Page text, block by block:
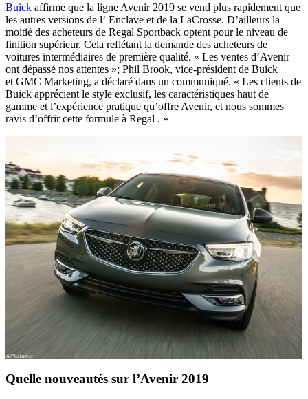
Buick affirme que la ligne Avenir 2019 se vend plus rapidement que
les autres versions de l’ Enclave et de la LaCrosse. D’ailleurs la
moitié des acheteurs de Regal Sportback optent pour le niveau de
finition supérieur. Cela reflétant la demande des acheteurs de
voitures intermédiaires de première qualité. « Les ventes d’Avenir
ont dépassé nos attentes »; Phil Brook, vice-président de Buick
et GMC Marketing, a déclaré dans un communiqué. « Les clients de
Buick apprécient le style exclusif, les caractéristiques haut de
gamme et l’expérience pratique qu’offre Avenir, et nous sommes
ravis d’offrir cette formule à Regal . »
Quelle nouveautés sur l’Avenir 2019